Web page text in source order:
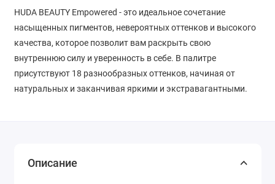
HUDA BEAUTY Empowered - это идеальное сочетание
насыщенных пигментов, невероятных оттенков и высокого
качества, которое позволит вам раскрыть свою
внутреннюю силу и уверенность в себе. В палитре
присутствуют 18 разнообразных оттенков, начиная от
натуральных и заканчивая яркими и экстравагантными.
Описание